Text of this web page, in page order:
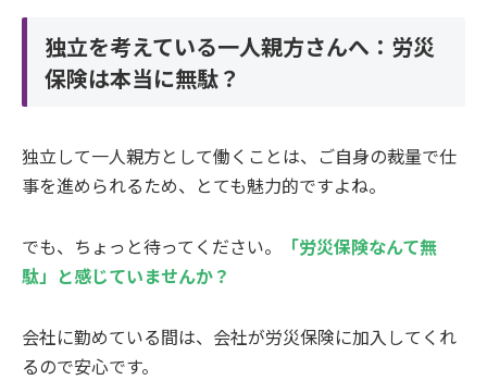
独立を考えている一人親方さんへ：労災
保険は本当に無駄？
独立して一人親方として働くことは、ご自身の裁量で仕
事を進められるため、とても魅力的ですよね。
でも、ちょっと待ってください。
「労災保険なんて無
駄」と感じていませんか？
会社に勤めている間は、会社が労災保険に加入してくれ
るので安心です。